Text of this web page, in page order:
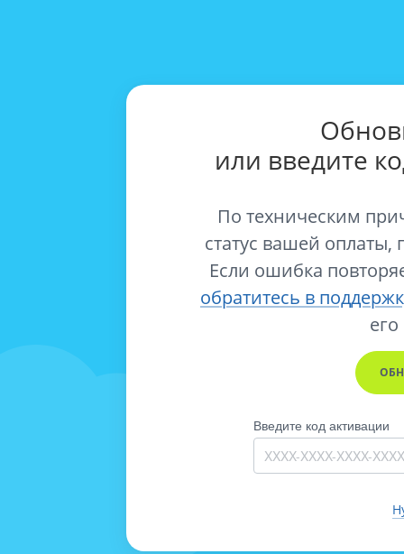
или введите
По техническим
статус вашей оплаты,
Если ошибка
обратитесь в
его
Введите код активации